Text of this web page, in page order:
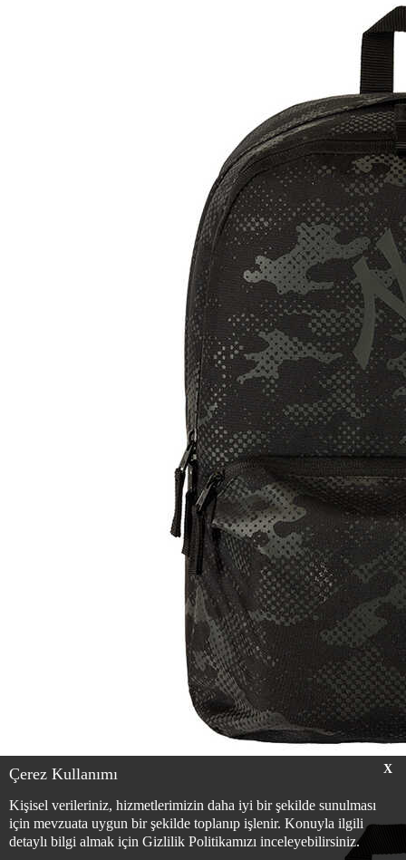
X
Çerez Kullanımı
Kişisel verileriniz, hizmetlerimizin daha iyi bir şekilde sunulması
için mevzuata uygun bir şekilde toplanıp işlenir. Konuyla ilgili
detaylı bilgi almak için Gizlilik Politikamızı inceleyebilirsiniz.